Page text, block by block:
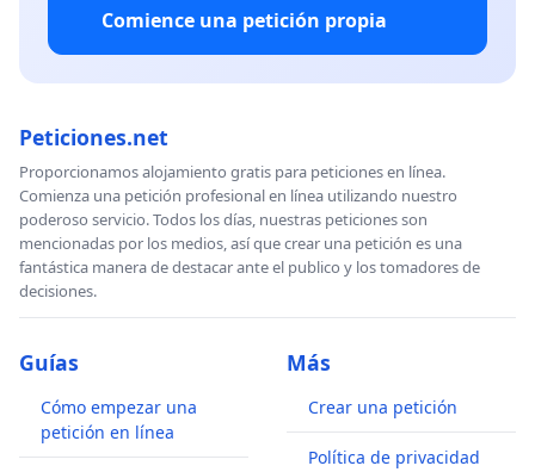
Comience una petición propia
Peticiones.net
Proporcionamos alojamiento gratis para peticiones en línea.
Comienza una petición profesional en línea utilizando nuestro
poderoso servicio. Todos los días, nuestras peticiones son
mencionadas por los medios, así que crear una petición es una
fantástica manera de destacar ante el publico y los tomadores de
decisiones.
Guías
Cómo empezar una
petición en línea
Más
Crear una petición
Política de privacidad